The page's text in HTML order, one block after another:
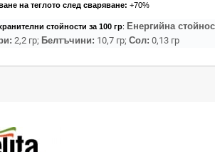
на теглото след сваряване: +70%
стойности за 100 гр: Енергийна
2,2 гр; Белтъчини: 10,7 гр; Сол: 0,13 гр